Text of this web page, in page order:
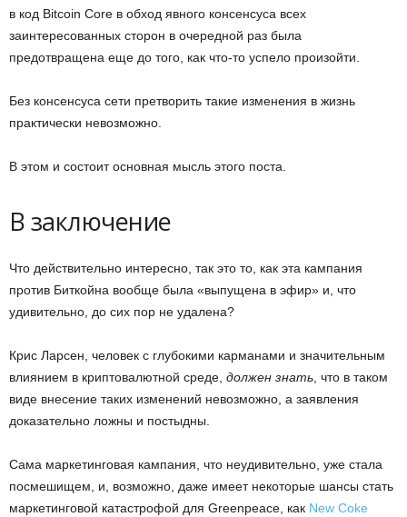
в код Bitcoin Core в обход явного консенсуса всех
заинтересованных сторон в очередной раз была
предотвращена еще до того, как что-то успело произойти.
Без консенсуса сети претворить такие изменения в жизнь
практически невозможно.
В этом и состоит основная мысль этого поста.
В заключение
Что действительно интересно, так это то, как эта кампания
против Биткойна вообще была «выпущена в эфир» и, что
удивительно, до сих пор не удалена?
Крис Ларсен, человек с глубокими карманами и значительным
влиянием в криптовалютной среде, должен знать , что в таком
виде внесение таких изменений невозможно, а заявления
доказательно ложны и постыдны.
Сама маркетинговая кампания, что неудивительно, уже стала
посмешищем, и, возможно, даже имеет некоторые шансы стать
маркетинговой катастрофой для Greenpeace, как New Coke